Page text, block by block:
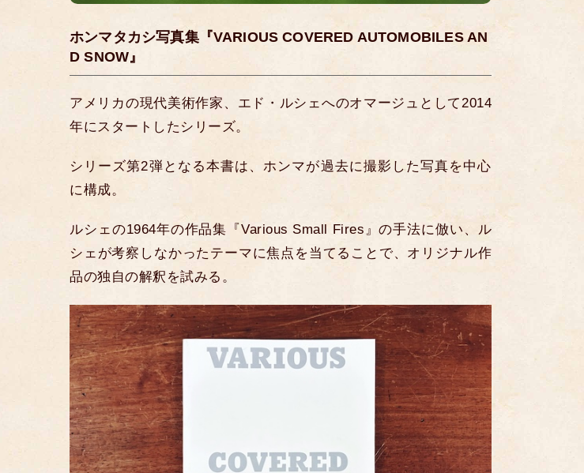
ホンマタカシ写真集『VARIOUS COVERED AUTOMOBILES AN
D SNOW』
アメリカの現代美術作家、エド・ルシェへのオマージュとして2014
年にスタートしたシリーズ。
シリーズ第2弾となる本書は、ホンマが過去に撮影した写真を中心
に構成。
ルシェの1964年の作品集『Various Small Fires』の手法に倣い、ル
シェが考察しなかったテーマに焦点を当てることで、オリジナル作
品の独自の解釈を試みる。